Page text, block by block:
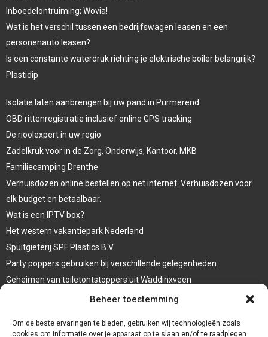
Beheer toestemming
Om de beste ervaringen te bieden, gebruiken wij technologieën zoals
cookies om informatie over je apparaat op te slaan en/of te raadplegen.
Inboedelontruiming; Wovia!
Wat is het verschil tussen een bedrijfswagen leasen en een
personenauto leasen?
Is een constante waterdruk richting je elektrische boiler belangrijk?
Plastidip
Isolatie laten aanbrengen bij uw pand in Purmerend
OBD rittenregistratie inclusief online GPS tracking
De rioolexpert in uw regio
Zadelkruk voor in de Zorg, Onderwijs, Kantoor, MKB
Familiecamping Drenthe
Verhuisdozen online bestellen op net internet. Verhuisdozen voor
elk budget en betaalbaar.
Wat is een IPTV box?
Het western vakantiepark Nederland
Spuitgieterij SPF Plastics B.V.
Party poppers gebruiken bij verschillende gelegenheden
Geheimen van toiletontstoppers uit Waddinxveen
Vormen van terrasaankleding